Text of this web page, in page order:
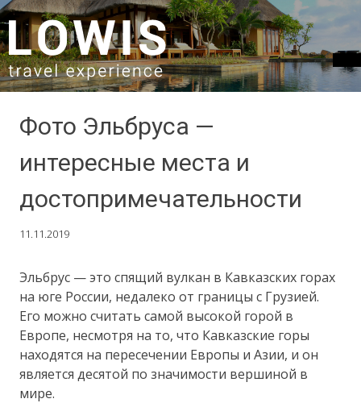
SKIP TO CONTENT
Фото Эльбруса —
интересные места и
достопримечательности
11.11.2019
Эльбрус — это спящий вулкан в Кавказских горах
на юге России, недалеко от границы с Грузией.
Его можно считать самой высокой горой в
Европе, несмотря на то, что Кавказские горы
находятся на пересечении Европы и Азии, и он
является десятой по значимости вершиной в
мире.